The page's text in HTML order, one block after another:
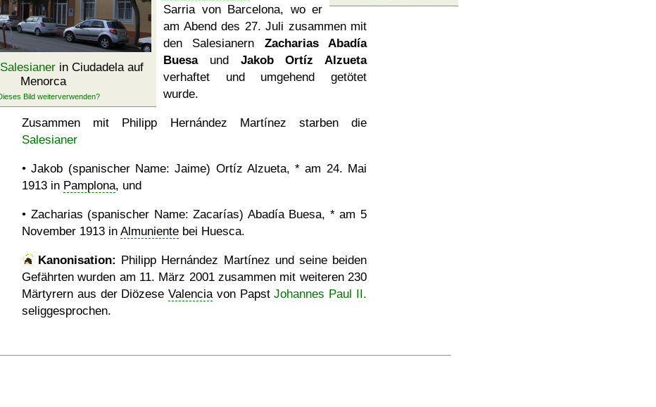
Salesianerin Ciudadela auf
Menorca
Sarria von Barcelona, wo er
am Abend des 27. Juli zusammen mit
den Salesianern Zacharias Abadía
Buesaund Jakob Ortíz Alzueta
verhaftet und umgehend getötet
wurde.
Zusammen mit Philipp Hernández Martínez starben die
Salesianer
• Jakob (spanischer Name: Jaime) Ortíz Alzueta, * am 24. Mai
1913 in Pamplona, und
• Zacharias (spanischer Name: Zacarías) Abadía Buesa, * am 5
November 1913 in Almuniente bei Huesca.
Kanonisation: Philipp Hernández Martínez und seine beiden
Gefährten wurden am 11. März 2001zusammen mit weiteren 230
Märtyrern aus der DiözeseValenciavon PapstJohannes Paul II.
seliggesprochen.